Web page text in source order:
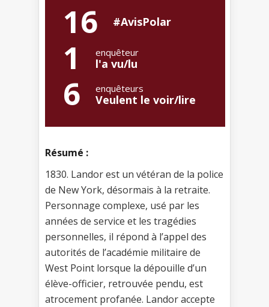
16 #AvisPolar
1 enquêteur
l'a vu/lu
6 enquêteurs
Veulent le voir/lire
Résumé :
1830. Landor est un vétéran de la police
de New York, désormais à la retraite.
Personnage complexe, usé par les
années de service et les tragédies
personnelles, il répond à l’appel des
autorités de l’académie militaire de
West Point lorsque la dépouille d’un
élève-officier, retrouvée pendu, est
atrocement profanée. Landor accepte